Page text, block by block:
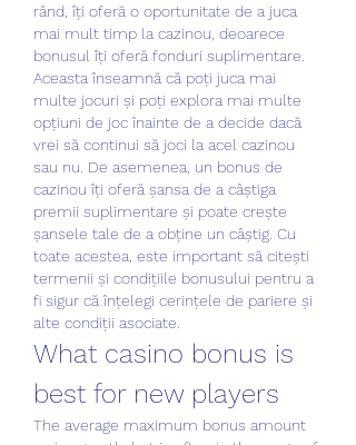
rând, îți oferă o oportunitate de a juca
mai mult timp la cazinou, deoarece
bonusul îți oferă fonduri suplimentare.
Aceasta înseamnă că poți juca mai
multe jocuri și poți explora mai multe
opțiuni de joc înainte de a decide dacă
vrei să continui să joci la acel cazinou
sau nu. De asemenea, un bonus de
cazinou îți oferă șansa de a câștiga
premii suplimentare și poate crește
șansele tale de a obține un câștig. Cu
toate acestea, este important să citești
termenii și condițiile bonusului pentru a
fi sigur că înțelegi cerințele de pariere și
alte condiții asociate.
What casino bonus is
best for new players
The average maximum bonus amount